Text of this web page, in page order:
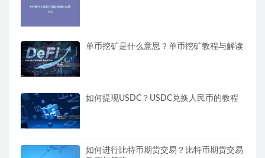
单币挖矿是什么意思？单币挖矿教程与解读
如何提现USDC？USDC兑换人民币的教程
如何进行比特币期货交易？比特币期货交易